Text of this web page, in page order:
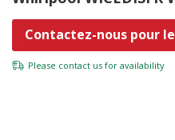
Contactez-nous pour
Please contact us for availability